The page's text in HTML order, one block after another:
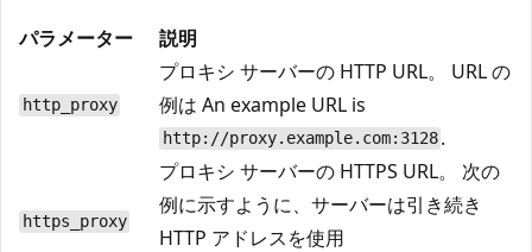
パラメーター
説明
http_proxy
プロキシ サーバーの HTTP URL。 URL の
例は An example URL is
http://proxy.example.com:3128 .
https_proxy
プロキシ サーバーの HTTPS URL。 次の
例に示すように、サーバーは引き続き
HTTP アドレスを使用